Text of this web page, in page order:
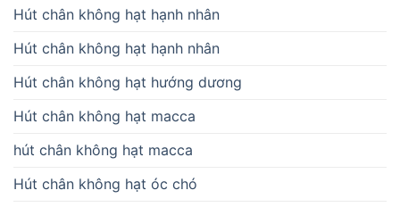
Hút chân không hạt hạnh nhân
Hút chân không hạt hạnh nhân
Hút chân không hạt hướng dương
Hút chân không hạt macca
hút chân không hạt macca
Hút chân không hạt óc chó